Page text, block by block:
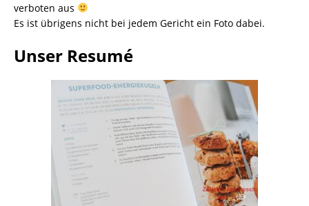
verboten aus
Es ist übrigens nicht bei jedem Gericht ein Foto dabei.
Unser Resumé